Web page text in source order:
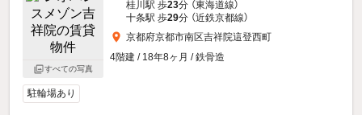
すべての写真
桂川駅 歩23分 （東海道線）
十条駅 歩29分 （近鉄京都線）
京都府京都市南区吉祥院這登西町
4階建 / 18年8ヶ月 / 鉄骨造
駐輪場あり